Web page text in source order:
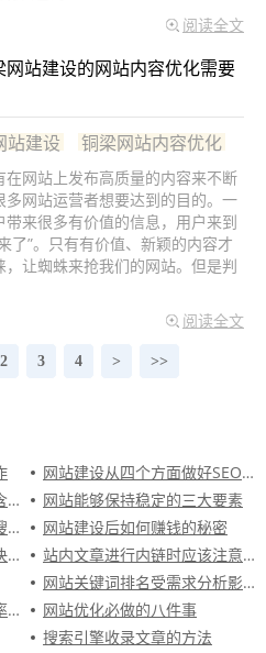
阅读全文
网站建设的网站内容优化需要
站建设 铜梁网站内容优化
网站上发布高质量的内容来不断
网站运营者想要达到的目的。一
来很多有价值的信息，用户来到
了”。只有有价值、新颖的内容才
让蜘蛛来抢我们的网站。但是判
阅读全文
2 3 4 > >>
网站建设从四个方面做好SEO网站运营
网站优化：内容营销的真正含义
网站能够保持稳定的三大要素
网站建设成功秘诀：每天为搜索引擎准备“大餐”
网站建设后如何赚钱的秘密
百度竞价过程中应该如何解决有消费没有咨询的情况?
站内文章进行内链时应该注意什么
网站关键词排名受需求分析影响
提升百度付费推广成交转化率行之有效的方法
网站优化必做的八件事
搜索引擎收录文章的方法